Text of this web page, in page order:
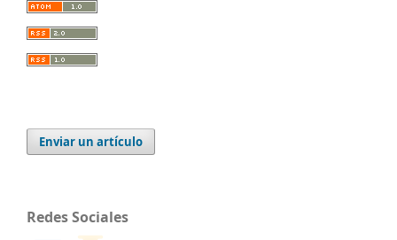
Enviar un artículo
Redes Sociales